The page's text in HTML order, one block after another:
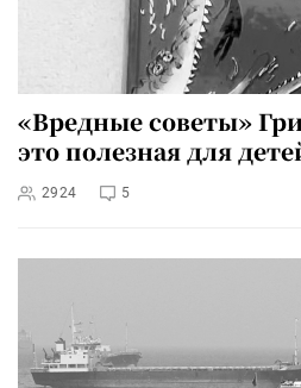
«Вредные советы»
это полезная для
2924 5